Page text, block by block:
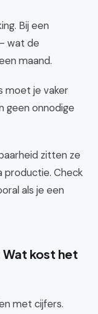
Bij een
wat de
maand.
moet je vaker
geen onnodige
zitten ze
productie. Check
als je een
Wat kost het
met cijfers.